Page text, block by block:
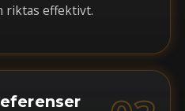
riktas effektivt.